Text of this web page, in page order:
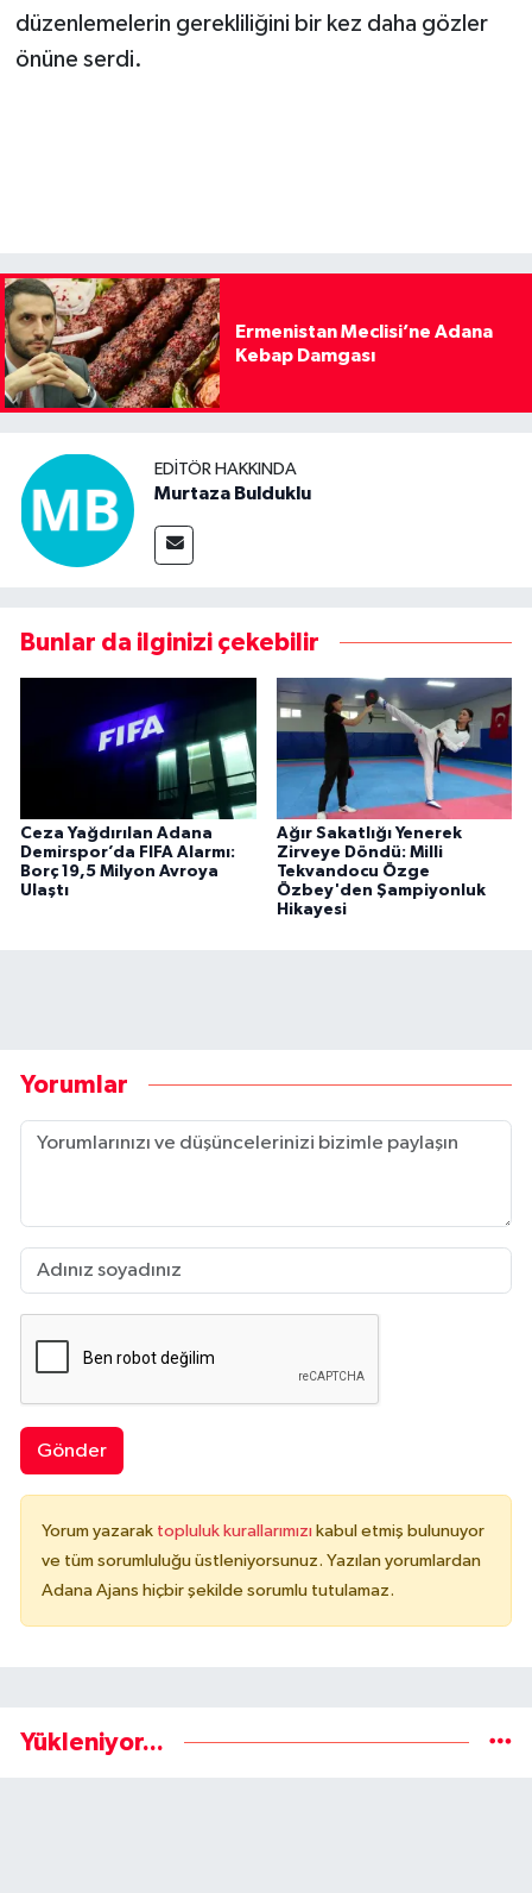
düzenlemelerin gerekliliğini bir kez daha gözler
önüne serdi.
Ermenistan Meclisi’ne Adana
Kebap Damgası
EDITÖR HAKKINDA
Murtaza Bulduklu
Bunlar da ilginizi çekebilir
Ceza Yağdırılan Adana
Demirspor’da FIFA Alarmı:
Borç 19,5 Milyon Avroya
Ulaştı
Ağır Sakatlığı Yenerek
Zirveye Döndü: Milli
Tekvandocu Özge
Özbey'den Şampiyonluk
Hikayesi
Yorumlar
Gönder
Yorum yazarak topluluk kurallarımızı kabul etmiş bulunuyor
ve tüm sorumluluğu üstleniyorsunuz. Yazılan yorumlardan
Adana Ajans hiçbir şekilde sorumlu tutulamaz.
Yükleniyor...